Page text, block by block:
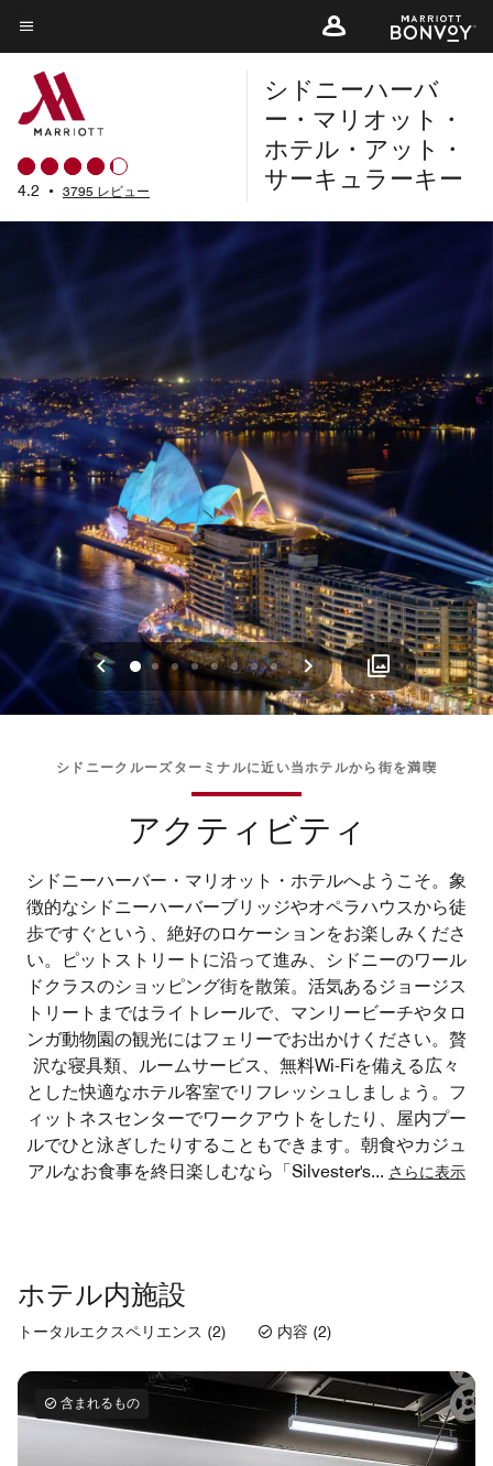
Skip
to
main
content
メニューのテキスト
4.2 • 3795 レビュー
シドニーハーバ
ー・マリオット・
ホテル・アット・
サーキュラーキー
戻る
01234567 次へ
シドニークルーズターミナルに近い当ホテルから街を満喫
アクティビティ
シドニーハーバー・マリオット・ホテルへようこそ。象
徴的なシドニーハーバーブリッジやオペラハウスから徒
歩ですぐという、絶好のロケーションをお楽しみくださ
い。ピットストリートに沿って進み、シドニーのワール
ドクラスのショッピング街を散策。活気あるジョージス
トリートまではライトレールで、マンリービーチやタロ
ンガ動物園の観光にはフェリーでお出かけください。贅
沢な寝具類、ルームサービス、無料Wi-Fiを備える広々
とした快適なホテル客室でリフレッシュしましょう。フ
ィットネスセンターでワークアウトをしたり、屋内プー
ルでひと泳ぎしたりすることもできます。朝食やカジュ
アルなお食事を終日楽しむなら「Silvester's... さらに表示
ホテル内施設
トータルエクスペリエンス (2) 内容 (2)
含まれるもの